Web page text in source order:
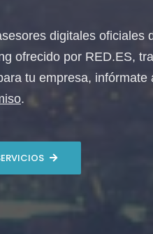
digitales oficiales
ofrecido por RED.ES,
tu empresa, infórmate
.